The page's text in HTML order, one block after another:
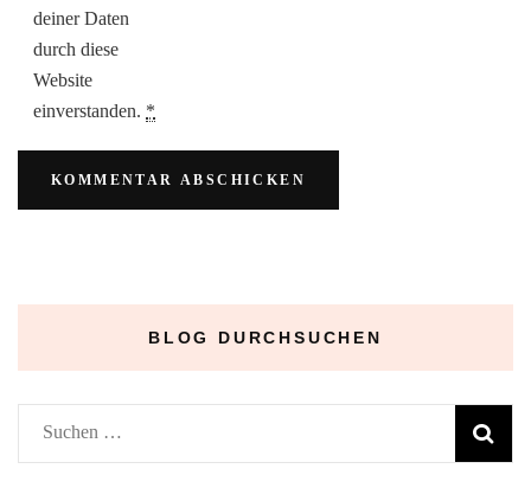
deiner Daten
durch diese
Website
einverstanden. *
BLOG DURCHSUCHEN
Suchen
nach: